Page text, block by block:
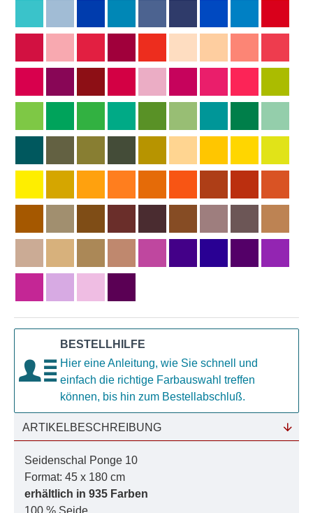
BESTELLHILFE
Hier eine Anleitung, wie Sie schnell und
einfach die richtige Farbauswahl treffen
können, bis hin zum Bestellabschluß.
ARTIKELBESCHREIBUNG
Seidenschal Ponge 10
Format: 45 x 180 cm
erhältlich in 935 Farben
100 % Seide